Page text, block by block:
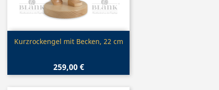
Vorschau
Kurzrockengel mit Becken, 22 cm
259,00 €